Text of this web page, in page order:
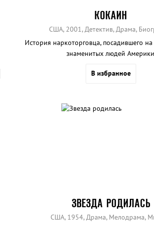
КОКАИН
США, 2001, Детектив, Драма,
История наркоторговца, посадившего
знаменитых людей
В избранное
ЗВЕЗДА РОДИЛАСЬ
США, 1954, Драма, Мелодрама,